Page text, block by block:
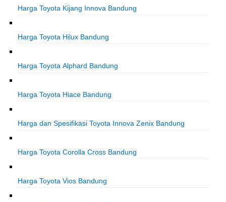
Harga Toyota Kijang Innova Bandung
Harga Toyota Hilux Bandung
Harga Toyota Alphard Bandung
Harga Toyota Hiace Bandung
Harga dan Spesifikasi Toyota Innova Zenix Bandung
Harga Toyota Corolla Cross Bandung
Harga Toyota Vios Bandung